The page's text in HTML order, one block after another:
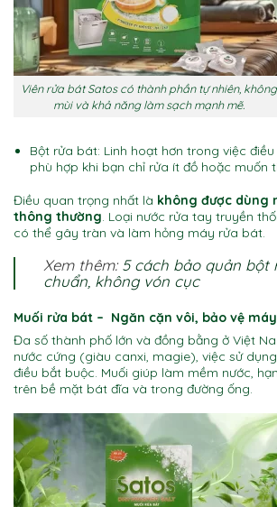
Viên rửa bát Satos có thành phần tự nhiên, không
mùi và khả năng làm sạch mạnh mẽ.
Bột rửa bát: Linh hoạt hơn trong việc điều
phù hợp khi bạn chỉ rửa ít đồ hoặc muốn
Điều quan trọng nhất là không được dùng
thông thường . Loại nước rửa tay truyền
có thể gây tràn và làm hỏng máy rửa bát.
Xem thêm: 5 cách bảo quản bột
chuẩn, không vón cục
Muối rửa bát – Ngăn cặn vôi, bảo vệ máy
Đa số thành phố lớn và đồng bằng ở Việt
nước cứng (giàu canxi, magie), việc sử
điều bắt buộc. Muối giúp làm mềm nước,
trên bề mặt bát đĩa và trong đường ống.